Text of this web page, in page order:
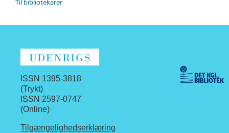
Til bibliotekarer
ISSN 1395-3818
(Trykt)
ISSN 2597-0747
(Online)
Tilgængelighedserklæring